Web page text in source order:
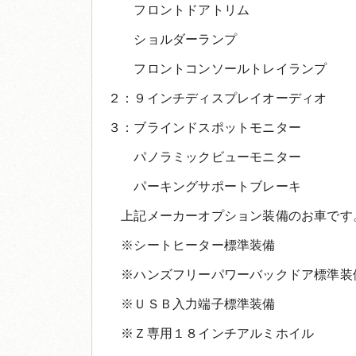
フロントドアトリム
ショルダーランプ
フロントコンソールトレイランプ
２：９インチディスプレイオーディオ
３：ブラインドスポットモニター
パノラミックビューモニター
パーキングサポートブレーキ
上記メーカーオプション装備のお車です
※シートヒーター標準装備
※ハンズフリーパワーバックドア標準装
※ＵＳＢ入力端子標準装備
※Ｚ専用１８インチアルミホイル